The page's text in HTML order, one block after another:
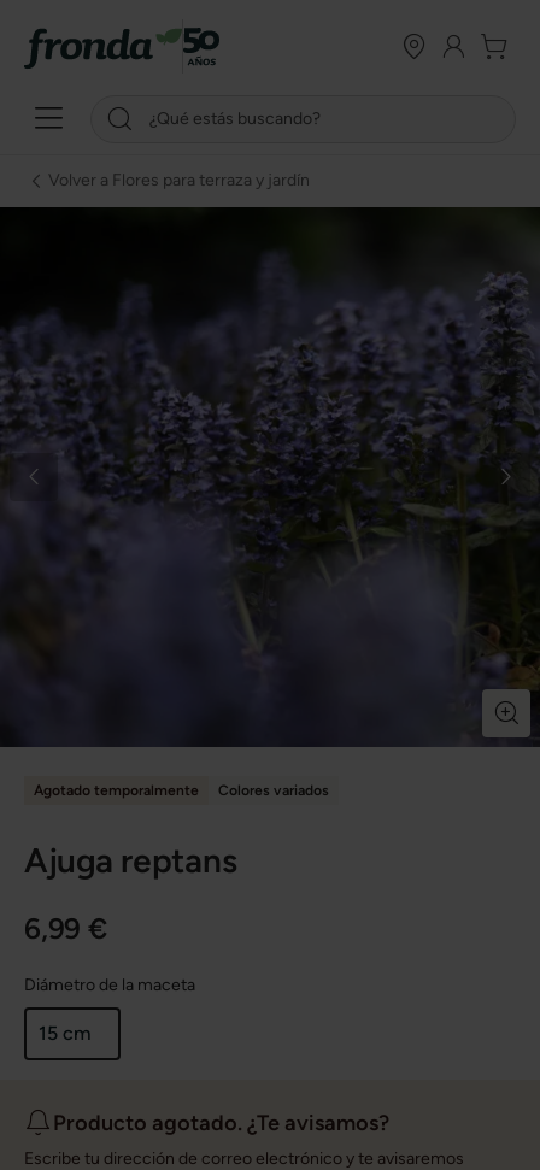
Volver a Flores para terraza y jardín
Agotado temporalmente Colores variados
Ajuga reptans
6,99 €
Diámetro de la maceta
15 cm
Producto agotado. ¿Te avisamos?
Escribe tu dirección de correo electrónico y te avisaremos